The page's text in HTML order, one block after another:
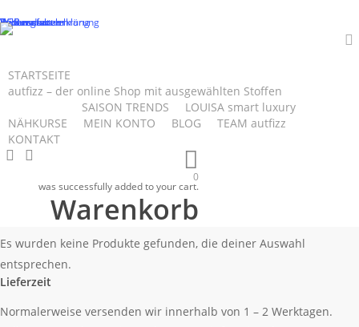
to
content
Datenschutzerklärung
Impressum
Zahlungsarten
Versandarten
Widerrufsbelehrung
AGB
STARTSEITE
autfizz – der online Shop mit ausgewählten Stoffen
SAISON TRENDS
LOUISA smart luxury
NÄHKURSE
MEIN KONTO BLOG
TEAM autfizz
KONTAKT
search
0
was successfully added to your cart.
Warenkorb
dunkler
PetrolTon
Produkte verschlagwortet mit „dunkler PetrolTon“
Es wurden keine Produkte gefunden, die deiner Auswahl
entsprechen.
Lieferzeit
Normalerweise versenden wir innerhalb von 1 – 2 Werktagen.